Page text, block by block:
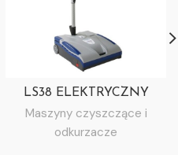
LS38 ELEKTRYCZNY
Maszyny czyszczące i
odkurzacze